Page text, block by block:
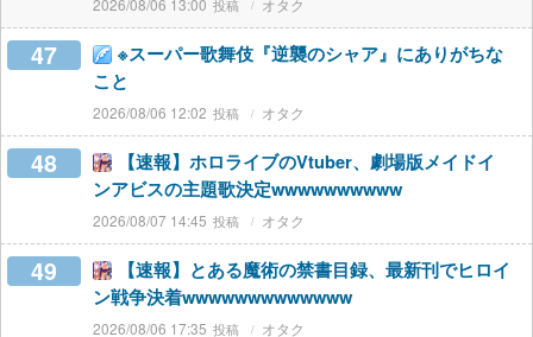
2026/08/06 13:00 オタク
47
※スーパー歌舞伎『逆襲のシャア』にありがちな
こと
2026/08/06 12:02 オタク
48
【速報】ホロライブのVtuber、劇場版メイドイ
ンアビスの主題歌決定wwwwwwwwww
2026/08/07 14:45 オタク
49
【速報】とある魔術の禁書目録、最新刊でヒロイ
ン戦争決着wwwwwwwwwwwww
2026/08/06 17:35 オタク